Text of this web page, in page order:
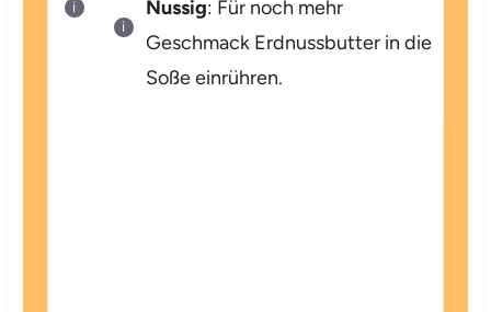
Nussig: Für noch mehr
Geschmack Erdnussbutter in die
Soße einrühren.